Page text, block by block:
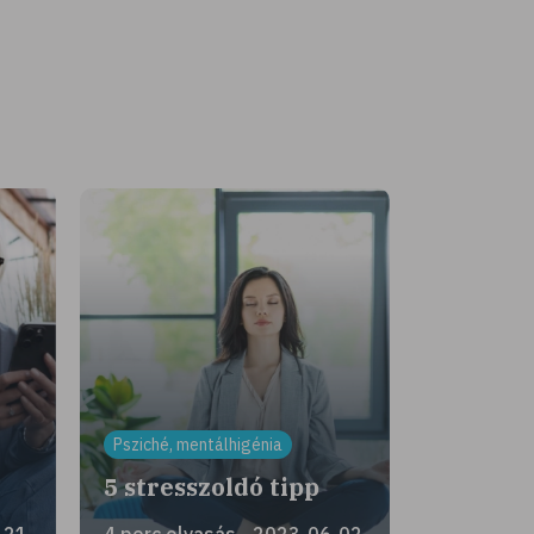
Psziché, mentálhigénia
5 stresszoldó tipp